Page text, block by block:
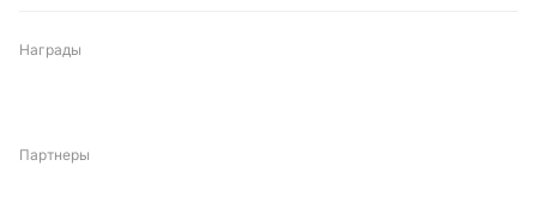
Награды
Партнеры